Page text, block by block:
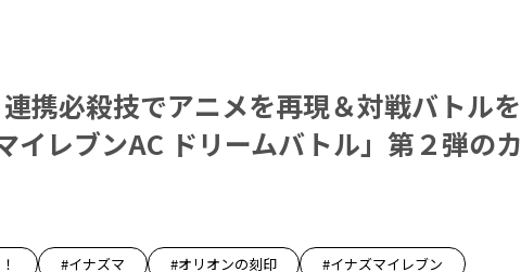
携必殺技でアニメを再現＆対戦バトルを
イレブンAC ドリームバトル」第２弾のカ
#イナズマ #オリオンの刻印 #イナズマイレブン